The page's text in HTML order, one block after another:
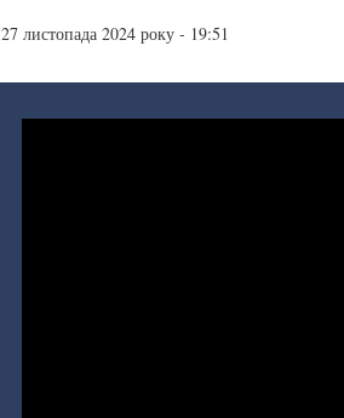
27 листопада 2024 року - 19:51